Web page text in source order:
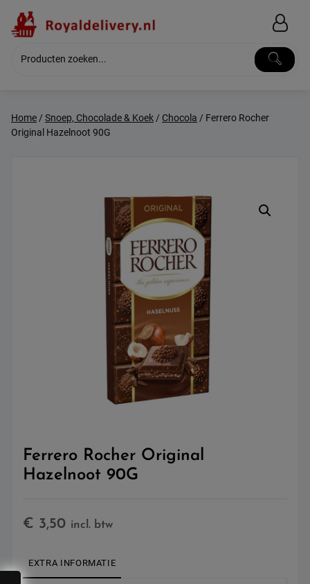
content
Home/ Snoep, Chocolade & Koek/ Chocola / Ferrero Rocher
Original Hazelnoot 90G
Ferrero Rocher Original
Hazelnoot 90G
€ 3,50 incl. btw
EXTRA INFORMATIE